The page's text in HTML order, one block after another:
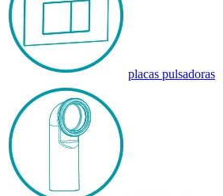
placas pulsadoras